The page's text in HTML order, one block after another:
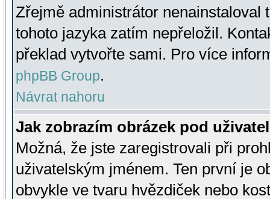
Zřejmě administrátor nenainstaloval
tohoto jazyka zatím nepřeložil.
překlad vytvořte sami. Pro více
phpBB Group.
Návrat nahoru
Jak zobrazím obrázek pod
Možná, že jste zaregistrovali při
uživatelským jménem. Ten první je
obvykle ve tvaru hvězdiček nebo